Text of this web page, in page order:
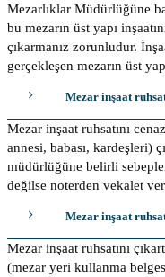
Mezarlıklar Müdürlüğüne
bu mezarın üst yapı
çıkarmanız zorunludur.
gerçekleşen mezarın üst
Mezar inşaat
Mezar inşaat ruhsatını
annesi, babası, kardeşleri)
müdürlüğüne belirli
değilse noterden vekalet
Mezar inşaat
Mezar inşaat ruhsatını
(mezar yeri kullanma